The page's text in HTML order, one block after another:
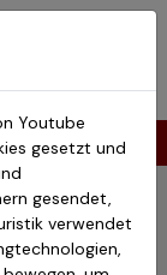
Youtube
gesetzt und
gesendet,
verwendet